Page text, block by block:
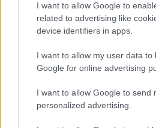
I want to allow Google to
related to advertising like
device identifiers in apps.
I want to allow my user data to
Google for online advertising
I want to allow Google to send
personalized advertising.
Μεγάλος ντόρος
εβδομάδα, όταν τα
του Λιμενικού Σώματος
απαγορευμένο
αποθεώθηκαν από τους
παρέλαση της 25ης
ειλικρινά, γιατί έγινε
έπρεπε να ακουστεί ή